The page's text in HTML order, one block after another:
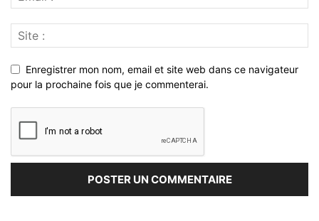
Enregistrer mon nom, email et site web dans ce navigateur
pour la prochaine fois que je commenterai.